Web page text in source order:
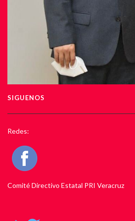
SIGUENOS
Redes:
Comité Directivo Estatal PRI Veracruz